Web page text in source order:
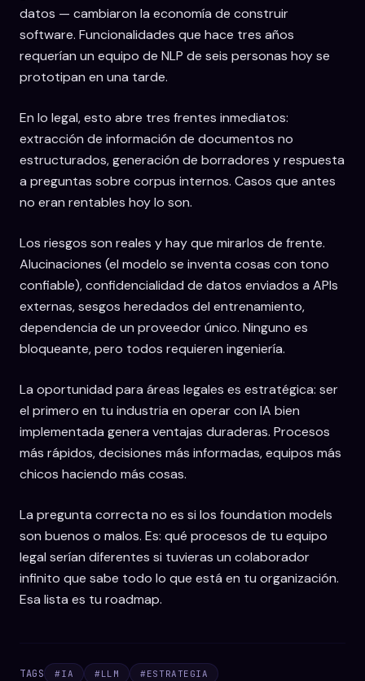
datos — cambiaron la economía de construir
software. Funcionalidades que hace tres años
requerían un equipo de NLP de seis personas hoy se
prototipan en una tarde.
En lo legal, esto abre tres frentes inmediatos:
extracción de información de documentos no
estructurados, generación de borradores y respuesta
a preguntas sobre corpus internos. Casos que antes
no eran rentables hoy lo son.
Los riesgos son reales y hay que mirarlos de frente.
Alucinaciones (el modelo se inventa cosas con tono
confiable), confidencialidad de datos enviados a APIs
externas, sesgos heredados del entrenamiento,
dependencia de un proveedor único. Ninguno es
bloqueante, pero todos requieren ingeniería.
La oportunidad para áreas legales es estratégica: ser
el primero en tu industria en operar con IA bien
implementada genera ventajas duraderas. Procesos
más rápidos, decisiones más informadas, equipos más
chicos haciendo más cosas.
La pregunta correcta no es si los foundation models
son buenos o malos. Es: qué procesos de tu equipo
legal serían diferentes si tuvieras un colaborador
infinito que sabe todo lo que está en tu organización.
Esa lista es tu roadmap.
TAGS #IA #LLM #ESTRATEGIA